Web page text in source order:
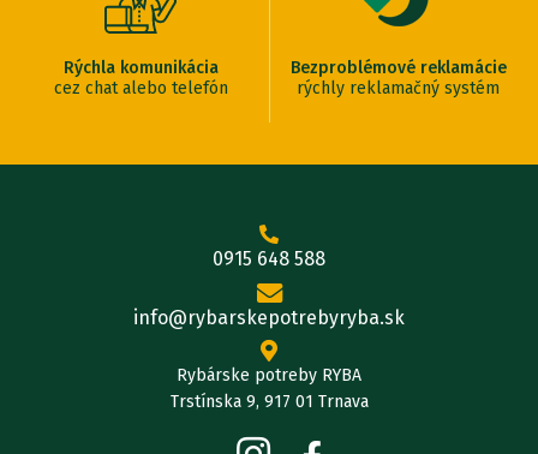
Rýchla komunikácia
cez chat alebo telefón
Bezproblémové reklamácie
rýchly reklamačný systém
0915 648 588
info@rybarskepotrebyryba.sk
Rybárske potreby RYBA
Trstínska 9, 917 01 Trnava